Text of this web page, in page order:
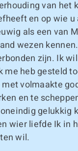
van het
en op wie
als een van
wezen
zijn. Ik
me heb gesteld
volmaakte
en te
gelukkig
wier liefde Ik in
wil.